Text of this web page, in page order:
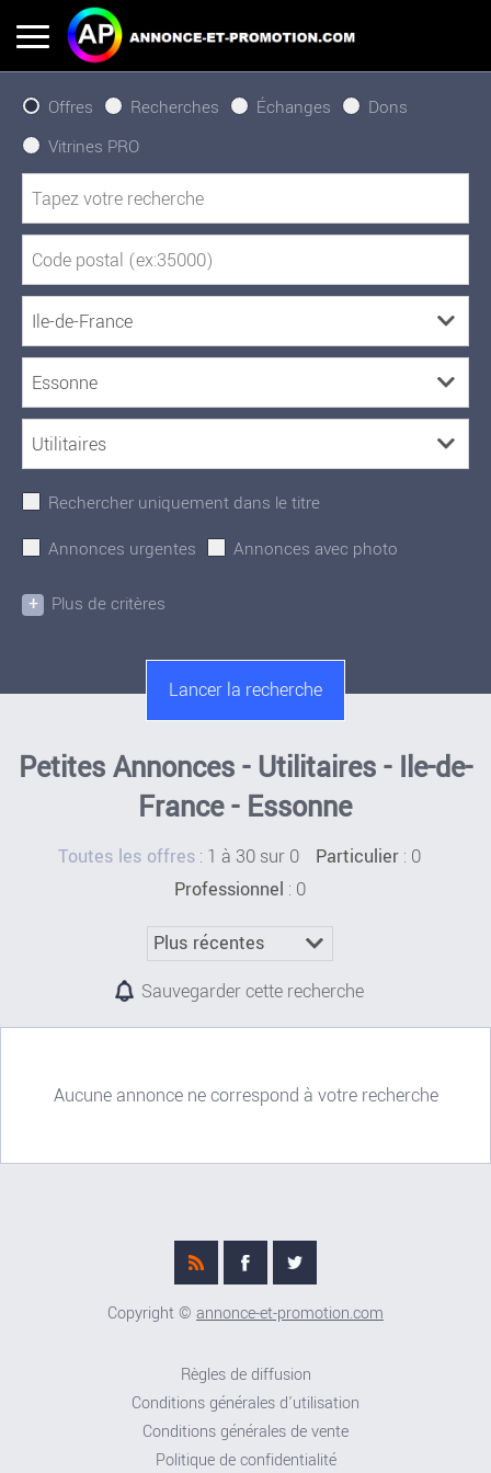
Offres Recherches Échanges
Dons
Vitrines PRO
Rechercher uniquement dans le titre
Annonces urgentes
Annonces avec photo
+ Plus de critères
Petites Annonces - Utilitaires - Ile-de-
France - Essonne
Toutes les offres : 1 à 30 sur 0 Particulier : 0
Professionnel : 0
Sauvegarder cette recherche
Aucune annonce ne correspond à votre recherche
Copyright © annonce-et-promotion.com
Règles de diffusion
Conditions générales d'utilisation
Conditions générales de vente
Politique de confidentialité